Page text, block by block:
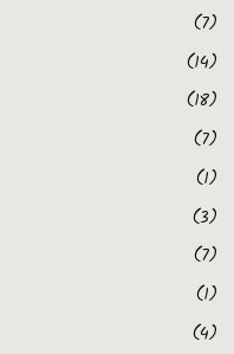
(7)
(14)
(18)
(7)
(1)
(3)
(7)
(1)
(4)